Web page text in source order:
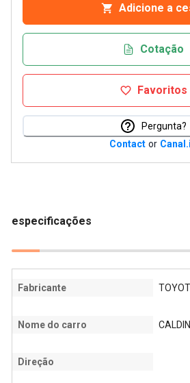
Adicione a
Cotação
Favoritos
Pergunta?
Contact or
especificações
Fabricante
Nome do carro
Direção